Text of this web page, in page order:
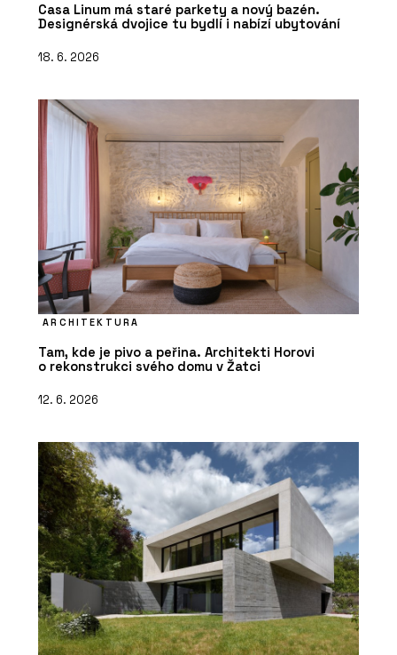
Casa Linum má staré parkety a nový bazén.
Designérská dvojice tu bydlí i nabízí ubytování
18. 6. 2026
ARCHITEKTURA
Tam, kde je pivo a peřina. Architekti Horovi
o rekonstrukci svého domu v Žatci
12. 6. 2026